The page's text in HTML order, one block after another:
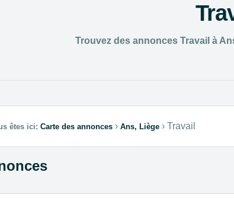
Trouvez des annonces Travail à
êtes ici: Carte des annonces › Ans, Liège › Travail